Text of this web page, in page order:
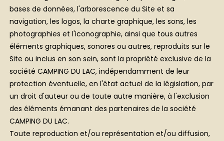
bases de données, l'arborescence du Site et sa
navigation, les logos, la charte graphique, les sons, les
photographies et l'iconographie, ainsi que tous autres
éléments graphiques, sonores ou autres, reproduits sur le
Site ou inclus en son sein, sont la propriété exclusive de la
société CAMPING DU LAC, indépendamment de leur
protection éventuelle, en l'état actuel de la législation, par
un droit d'auteur ou de toute autre manière, à l'exclusion
des éléments émanant des partenaires de la société
CAMPING DU LAC.
Toute reproduction et/ou représentation et/ou diffusion,